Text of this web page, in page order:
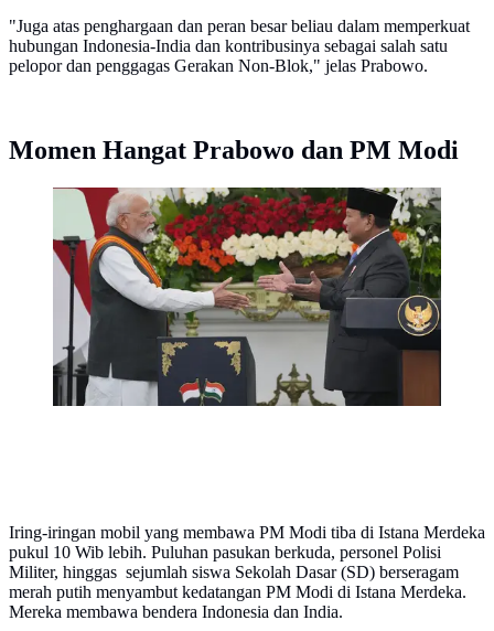
"Juga atas penghargaan dan peran besar beliau dalam memperkuat
hubungan Indonesia-India dan kontribusinya sebagai salah satu
pelopor dan penggagas Gerakan Non-Blok," jelas Prabowo.
Momen Hangat Prabowo dan PM Modi
Presiden Prabowo Subianto berjabat tangan dengan
Perdana Menteri India Narendra Modi setelah
konferensi pers bersama di Istana Merdeka di Jakarta,
Indonesia, Selasa, 7 Juli 2026. (AP Photo/Achmad
Ibrahim)
Iring-iringan mobil yang membawa PM Modi tiba di Istana Merdeka
pukul 10 Wib lebih. Puluhan pasukan berkuda, personel Polisi
Militer, hinggas sejumlah siswa Sekolah Dasar (SD) berseragam
merah putih menyambut kedatangan PM Modi di Istana Merdeka.
Mereka membawa bendera Indonesia dan India.